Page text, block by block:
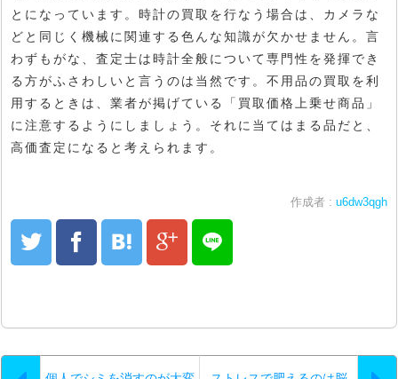
とになっています。時計の買取を行なう場合は、カメラな
どと同じく機械に関連する色んな知識が欠かせません。言
わずもがな、査定士は時計全般について専門性を発揮でき
る方がふさわしいと言うのは当然です。不用品の買取を利
用するときは、業者が掲げている「買取価格上乗せ商品」
に注意するようにしましょう。それに当てはまる品だと、
高価査定になると考えられます。
作成者 : u6dw3qgh